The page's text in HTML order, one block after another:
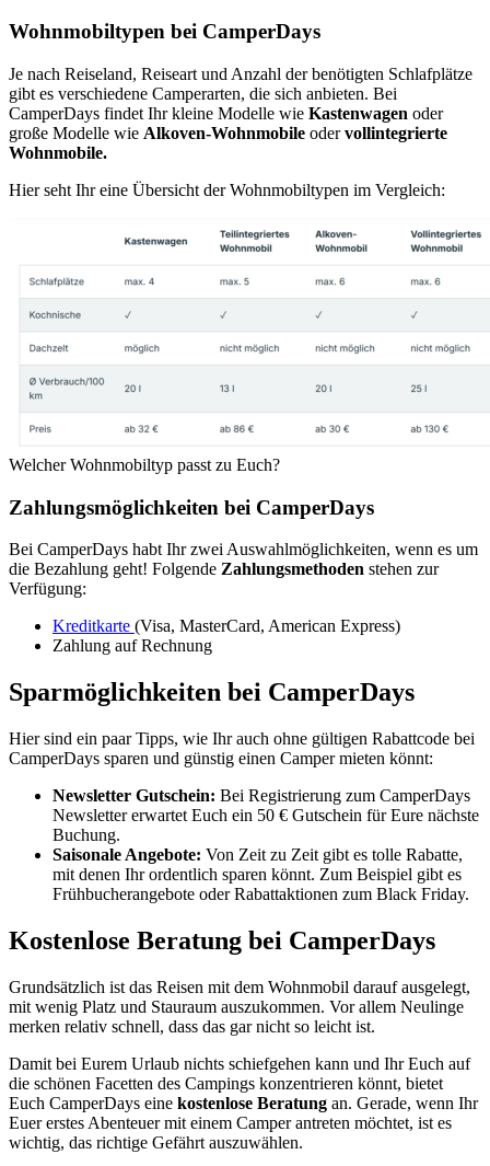
Wohnmobiltypen bei CamperDays
Je nach Reiseland, Reiseart und Anzahl der benötigten Schlafplätze
gibt es verschiedene Camperarten, die sich anbieten. Bei
CamperDays findet Ihr kleine Modelle wie Kastenwagen oder
große Modelle wie Alkoven-Wohnmobile odervollintegrierte
Wohnmobile.
Hier seht Ihr eine Übersicht der Wohnmobiltypen im Vergleich:
Welcher Wohnmobiltyp passt zu Euch?
Zahlungsmöglichkeiten bei CamperDays
Bei CamperDays habt Ihr zwei Auswahlmöglichkeiten, wenn es um
die Bezahlung geht! Folgende Zahlungsmethoden stehen zur
Verfügung:
Kreditkarte (Visa, MasterCard, American Express)
Zahlung auf Rechnung
Sparmöglichkeiten bei CamperDays
Hier sind ein paar Tipps, wie Ihr auch ohne gültigen Rabattcode bei
CamperDays sparen und günstig einen Camper mieten könnt:
Newsletter Gutschein: Bei Registrierung zum CamperDays
Newsletter erwartet Euch ein 50 € Gutschein für Eure nächste
Buchung.
Saisonale Angebote: Von Zeit zu Zeit gibt es tolle Rabatte,
mit denen Ihr ordentlich sparen könnt. Zum Beispiel gibt es
Frühbucherangebote oder Rabattaktionen zum Black Friday.
Kostenlose Beratung bei CamperDays
Grundsätzlich ist das Reisen mit dem Wohnmobil darauf ausgelegt,
mit wenig Platz und Stauraum auszukommen. Vor allem Neulinge
merken relativ schnell, dass das gar nicht so leicht ist.
Damit bei Eurem Urlaub nichts schiefgehen kann und Ihr Euch auf
die schönen Facetten des Campings konzentrieren könnt, bietet
Euch CamperDays eine kostenlose Beratung an. Gerade, wenn Ihr
Euer erstes Abenteuer mit einem Camper antreten möchtet, ist es
wichtig, das richtige Gefährt auszuwählen.